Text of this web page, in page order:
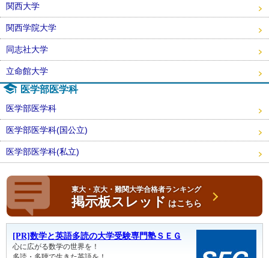
関西大学
関西学院大学
同志社大学
立命館大学
医学部医学科
医学部医学科
医学部医学科(国公立)
医学部医学科(私立)
東大・京大・難関大学合格者ランキング
掲示板スレッド はこちら